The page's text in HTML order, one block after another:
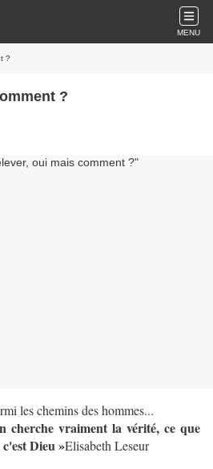
MENU
?
?
les chemins des hommes...
cherche vraiment la vérité, ce que
Dieu »Elisabeth Leseur